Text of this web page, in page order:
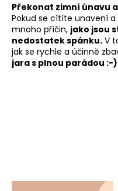
Překonat zimní únavu
Pokud se cítíte unavení
mnoho příčin, jako jsou
nedostatek spánku. V
jak se rychle a účinně
jara s plnou parádou :-)
j
e
t
e
n